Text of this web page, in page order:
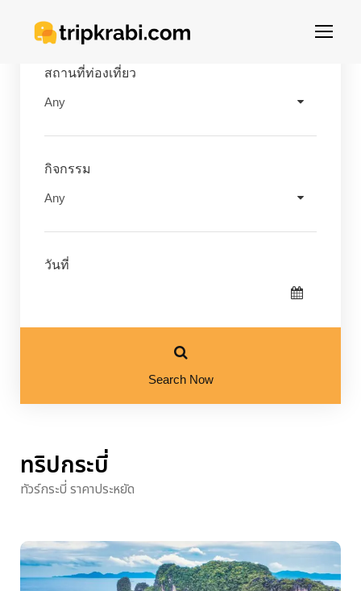
สถานที่ท่องเที่ยว
กิจกรรม
วันที่
Search Now
ทริปกระบี่
ทัวร์กระบี่ ราคาประหยัด